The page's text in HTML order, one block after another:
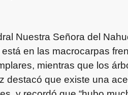
Nuestra Señora del
en las macrocarpas
mientras que los
destacó que existe una